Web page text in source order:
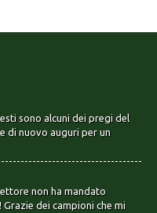
sono alcuni dei pregi del
di nuovo auguri per un
non ha mandato
dei campioni che mi